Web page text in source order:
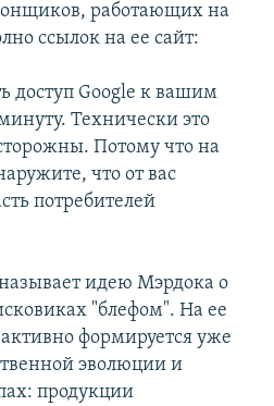
работающих на
ссылок на ее сайт:
доступ Google к вашим
Технически это
Потому что на
что от вас
потребителей
идею Мэрдока о
"блефом". На ее
формируется уже
эволюции и
продукции